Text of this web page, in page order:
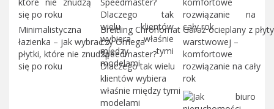
Minimalistyczna
łazienka – jak wybrać
płytki, które nie znudzą
się po roku
Breitling Chronomat
czy Omega
Speedmaster?
Dlaczego tak wielu
klientów wybiera
właśnie między tymi
modelami
Garaż ocieplany z płyty
warstwowej –
komfortowe
rozwiązanie na cały
rok